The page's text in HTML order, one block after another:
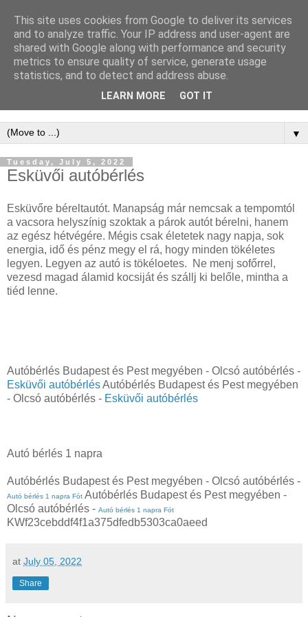
WordPress
Keresőoptimalizálás -
WordPress SEO
▼
Tuesday, July 5, 2022
Esküvői autóbérlés
Esküvőre béreltautót. Manapság már nemcsak a tempomtól
a vacsora helyszínig szoktak a párok autót bérelni, hanem
az egész hétvégére. Mégis csak életetek nagy napja, sok
energia, idő és pénz megy el rá, hogy minden tökéletes
legyen. Legyen az autó is tökéloetes. Ne menj sofőrrel,
vezesd magad álamid kocsiját és szállj ki belőle, mintha a
tiéd lenne.
Autóbérlés Budapest és Pest megyében - Olcsó autóbérlés -
Esküvői autóbérlésAutóbérlés Budapest és Pest megyében
- Olcsó autóbérlés - Esküvői autóbérlés
Autó bérlés 1 napra
Autóbérlés Budapest és Pest megyében - Olcsó autóbérlés -
Autó bérlés 1 napra Fót Autóbérlés Budapest és Pest megyében -
Olcsó autóbérlés - Autó bérlés 1 napra Fót
KWf23cebddf4f1a375dfedb5303ca0aeed
at July 05, 2022
Share
This site uses cookies from Google to deliver its services
and to analyze traffic. Your IP address and user-agent are
shared with Google along with performance and security
metrics to ensure quality of service, generate usage
statistics, and to detect and address abuse.
LEARN MORE GOT IT